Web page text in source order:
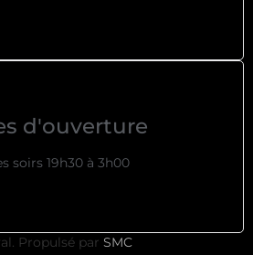
d'ouverture
soirs 19h30 à 3h00
Propulsé par SMC